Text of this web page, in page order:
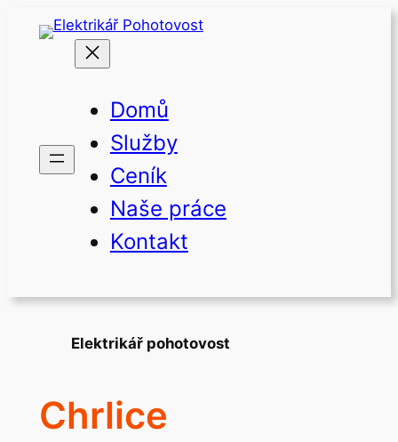
Přeskočit
Domů
Služby
Ceník
Naše práce
Kontakt
Elektrikář pohotovost
Chrlice